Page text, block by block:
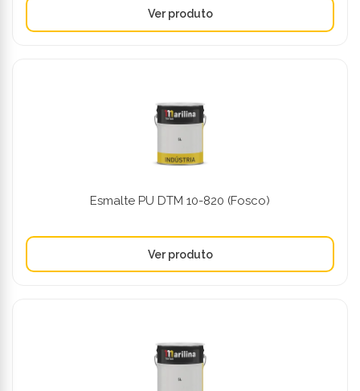
Esmalte PU DTM 10-820 (Fosco)